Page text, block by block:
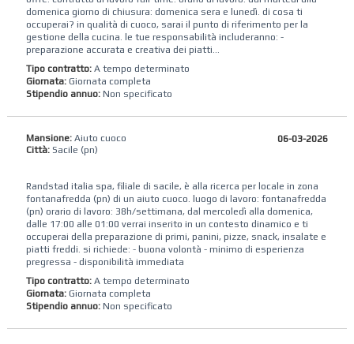
domenica giorno di chiusura: domenica sera e lunedì. di cosa ti
occuperai? in qualità di cuoco, sarai il punto di riferimento per la
gestione della cucina. le tue responsabilità includeranno: -
preparazione accurata e creativa dei piatti...
Tipo contratto:A tempo determinato
Giornata: Giornata completa
Stipendio annuo: Non specificato
Mansione:Aiuto cuoco
Città:Sacile (pn)
06-03-2026
Randstad‌ ‌italia‌ ‌spa‌, ‌filiale di sacile, è ‌alla‌ ‌ricerca‌ ‌per locale in zona
fontanafredda (pn) di un aiuto cuoco. luogo di lavoro: fontanafredda
(pn) orario di lavoro: 38h/settimana, dal mercoledì alla domenica,
dalle 17:00 alle 01:00 verrai inserito in un contesto dinamico e ti
occuperai della preparazione di primi, panini, pizze, snack, insalate e
piatti freddi. si richiede: - buona volontà - minimo di esperienza
pregressa - disponibilità immediata
Tipo contratto:A tempo determinato
Giornata: Giornata completa
Stipendio annuo: Non specificato